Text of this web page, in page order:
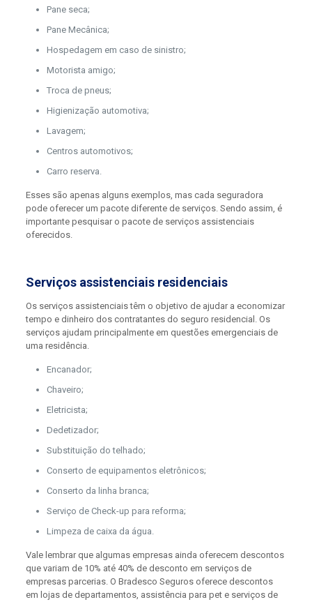
Pane seca;
Pane Mecânica;
Hospedagem em caso de sinistro;
Motorista amigo;
Troca de pneus;
Higienização automotiva;
Lavagem;
Centros automotivos;
Carro reserva.
Esses são apenas alguns exemplos, mas cada seguradora
pode oferecer um pacote diferente de serviços. Sendo assim, é
importante pesquisar o pacote de serviços assistenciais
oferecidos.
Serviços assistenciais residenciais
Os serviços assistenciais têm o objetivo de ajudar a economizar
tempo e dinheiro dos contratantes do seguro residencial. Os
serviços ajudam principalmente em questões emergenciais de
uma residência.
Encanador;
Chaveiro;
Eletricista;
Dedetizador;
Substituição do telhado;
Conserto de equipamentos eletrônicos;
Conserto da linha branca;
Serviço de Check-up para reforma;
Limpeza de caixa da água.
Vale lembrar que algumas empresas ainda oferecem descontos
que variam de 10% até 40% de desconto em serviços de
empresas parcerias. O Bradesco Seguros oferece descontos
em lojas de departamentos, assistência para pet e serviços de